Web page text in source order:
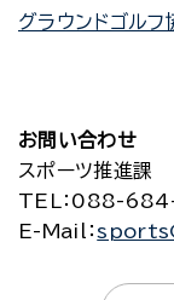
グラウンドゴルフ
お問い合わせ
スポーツ推進課
TEL
：088-
E-Mail
：